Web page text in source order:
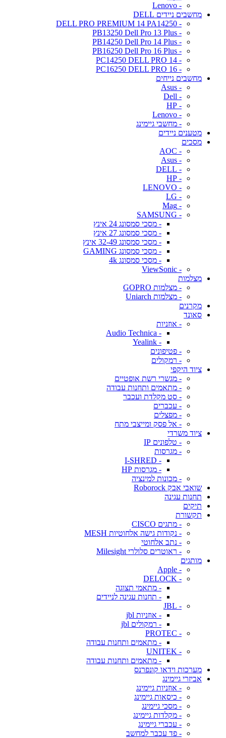
- Lenovo
מחשבים ניידים DELL
- DELL PRO PREMIUM 14 PA14250
- PB13250 Dell Pro 13 Plus
- PB14250 Dell Pro 14 Plus
- PB16250 Dell Pro 16 Plus
- PC14250 DELL PRO 14
- PC16250 DELL PRO 16
מחשבים נייחים
- Asus
- Dell
- HP
- Lenovo
- מחשבי גיימינג
מטענים ניידים
מסכים
- AOC
- Asus
- DELL
- HP
- LENOVO
- LG
- Mag
- SAMSUNG
- מסכי סמסונג 24 אינץ
- מסכי סמסונג 27 אינץ
- מסכי סמסונג 32-49 אינץ
- מסכי סמסונג GAMING
- מסכי סמסונג 4k
- ViewSonic
מצלמות
- מצלמות GOPRO
- מצלמות Uniarch
מקרנים
סאונד
- אוזניות
- Audio Technica
- Yealink
- פטיפונים
- רמקולים
ציוד היקפי
- מגשרי רשת אופטיים
- מתאמים ותחנות עבודה
- סט מקלדת ועכבר
- עכברים
- מפצלים
- אל פסק ומייצבי מתח
ציוד משרדי
- טלפונים IP
- מגרסות
- I-SHRED
- מגרסות HP
- מכונות למינציה
שואבי אבק Roborock
תחנות עגינה
תיקים
תקשורת
- מתגים CISCO
- נקודות גישה אלחוטיות MESH
- נתב אלחוטי
- ראוטרים סלולרי Milesight
מותגים
- Apple
- DELOCK
- מתאמי תצוגה
- תחנות עגינה לניידים
- JBL
- אוזניות jbl
- רמקולים jbl
- PROTEC
- מתאמים ותחנות עבודה
- UNITEK
- מתאמים ותחנות עבודה
מערכות וידאו קונפרנס
אביזרי גיימינג
- אוזניות גיימינג
- כיסאות גיימינג
- מסכי גיימינג
- מקלדות גיימינג
- עכברי גיימינג
- פד עכבר למחשב